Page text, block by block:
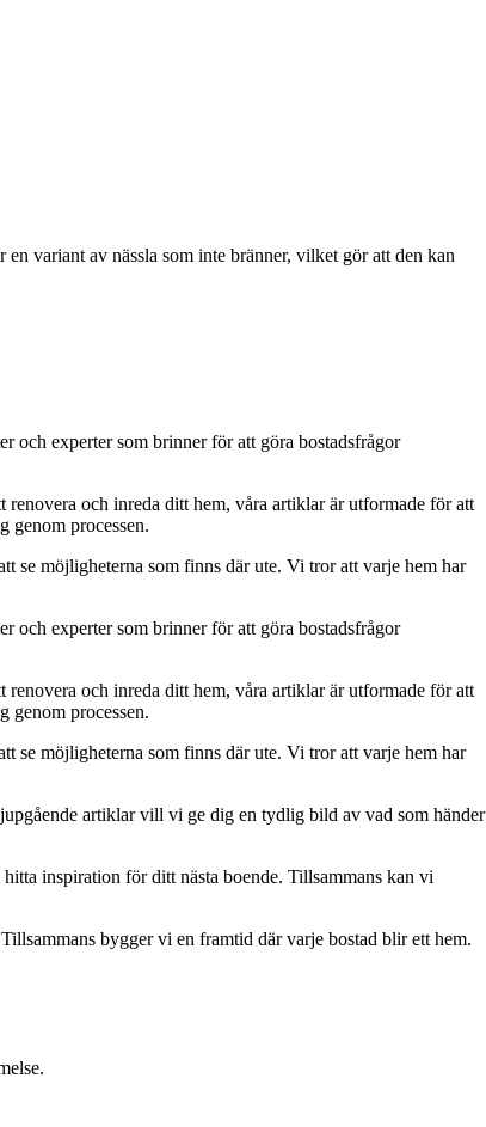
variant av nässla som inte bränner, vilket gör att den kan
och experter som brinner för att göra bostadsfrågor
och inreda ditt hem, våra artiklar är utformade för att
genom processen.
se möjligheterna som finns där ute. Vi tror att varje hem har
och experter som brinner för att göra bostadsfrågor
och inreda ditt hem, våra artiklar är utformade för att
genom processen.
se möjligheterna som finns där ute. Vi tror att varje hem har
artiklar vill vi ge dig en tydlig bild av vad som händer
inspiration för ditt nästa boende. Tillsammans kan vi
bygger vi en framtid där varje bostad blir ett hem.